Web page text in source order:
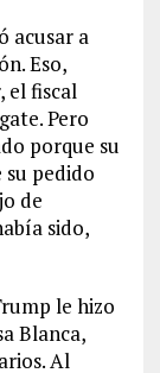
acusar a
Eso,
el fiscal
Pero
porque su
su pedido
de
sido,
le hizo
Blanca,
Al